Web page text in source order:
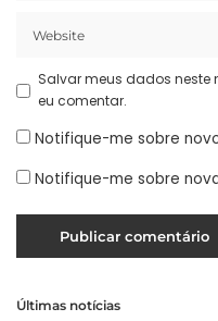
Salvar meus dados
eu comentar.
Notifique-me sobre
Notifique-me sobre
Últimas notícias